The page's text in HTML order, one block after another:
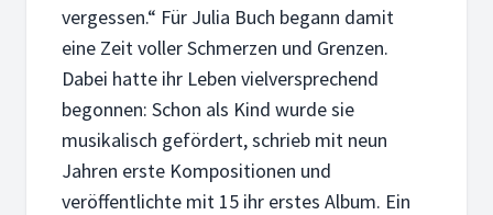
vergessen.“ Für Julia Buch begann damit
eine Zeit voller Schmerzen und Grenzen.
Dabei hatte ihr Leben vielversprechend
begonnen: Schon als Kind wurde sie
musikalisch gefördert, schrieb mit neun
Jahren erste Kompositionen und
veröffentlichte mit 15 ihr erstes Album. Ein